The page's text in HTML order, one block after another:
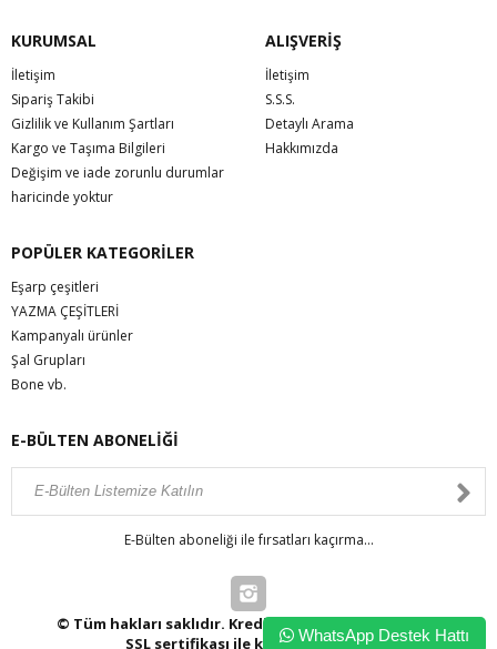
KURUMSAL
İletişim
Sipariş Takibi
Gizlilik ve Kullanım Şartları
Kargo ve Taşıma Bilgileri
Değişim ve iade zorunlu durumlar
haricinde yoktur
ALIŞVERİŞ
İletişim
S.S.S.
Detaylı Arama
Hakkımızda
POPÜLER KATEGORİLER
Eşarp çeşitleri
YAZMA ÇEŞİTLERİ
Kampanyalı ürünler
Şal Grupları
Bone vb.
E-BÜLTEN ABONELİĞİ
E-Bülten aboneliği ile fırsatları kaçırma...
© Tüm hakları saklıdır. Kredi kartı bilgileriniz 256bit
SSL sertifikası ile korunmaktadır.WhatsApp Destek Hattı